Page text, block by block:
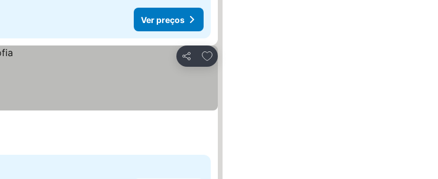
Ver preços
Partilhar
Adicionar aos favoritos